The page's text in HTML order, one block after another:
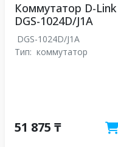
Коммутатор D-Link
DGS-1024D/J1A
DGS-1024D/J1A
Тип: коммутатор
51 875 ₸